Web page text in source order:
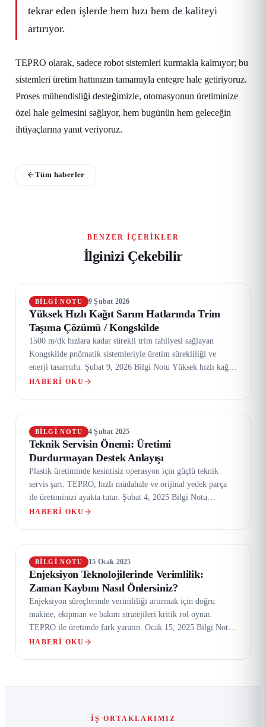
tekrar eden işlerde hem hızı hem de kaliteyi
artırıyor.
TEPRO olarak, sadece robot sistemleri kurmakla kalmıyor; bu
sistemleri üretim hattınızın tamamıyla entegre hale getiriyoruz.
Proses mühendisliği desteğimizle, otomasyonun üretiminize
özel hale gelmesini sağlıyor, hem bugünün hem geleceğin
ihtiyaçlarına yanıt veriyoruz.
Tüm haberler
BENZER İÇERIKLER
İlginizi Çekebilir
BILGI NOTU 9 Şubat 2026
Yüksek Hızlı Kağıt Sarım Hatlarında Trim
Taşıma Çözümü / Kongskilde
1500 m/dk hızlara kadar sürekli trim tahliyesi sağlayan
Kongskilde pnömatik sistemleriyle üretim sürekliliği ve
enerji tasarrufu. Şubat 9, 2026 Bilgi Notu Yüksek hızlı kağıt
sarım…
HABERI OKU
BILGI NOTU 4 Şubat 2025
Teknik Servisin Önemi: Üretimi
Durdurmayan Destek Anlayışı
Plastik üretiminde kesintisiz operasyon için güçlü teknik
servis şart. TEPRO, hızlı müdahale ve orijinal yedek parça
ile üretiminizi ayakta tutar. Şubat 4, 2025 Bilgi Notu…
HABERI OKU
BILGI NOTU 15 Ocak 2025
Enjeksiyon Teknolojilerinde Verimlilik:
Zaman Kaybını Nasıl Önlersiniz?
Enjeksiyon süreçlerinde verimliliği artırmak için doğru
makine, ekipman ve bakım stratejileri kritik rol oynar.
TEPRO ile üretimde fark yaratın. Ocak 15, 2025 Bilgi Notu
Plastik…
HABERI OKU
İŞ ORTAKLARIMIZ